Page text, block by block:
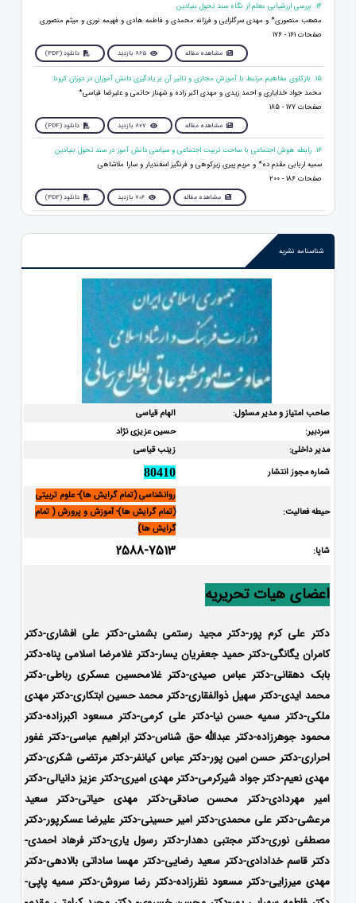
14. بررسی ارزشیابی معلم از نگاه سند تحول بنیادین
مصعب منصوری* و مهدی سرگلزایی و فرزانه محمدی و فاطمه هادی و فهیمه نوری و میثم منصوری
صفحات 161 - 176
مشاهده مقاله 865 بازدید دانلود (PDF)
15. بازکاوی مفاهیم مرتبط با آموزش مجازی و تاثیر آن بر یادگیری دانش آموزان در دوران کرونا
محمد جواد خدایاری و احمد زیدی و مهدی اکبر زاده و شهناز حاتمی و علیرضا قیاسی*
صفحات 177 - 185
مشاهده مقاله 827 بازدید دانلود (PDF)
16. رابطه هوش اجتماعی با ساحت تربیت اجتماعی و سیاسی دانش آموز در سند تحول بنیادین
سمیه اربابی مقدم ده* و مریم پیری زیرکوهی و فرنگیز اسفندیار و سارا ملاشاهی
صفحات 186 - 200
مشاهده مقاله 706 بازدید دانلود (PDF)
شناسنامه نشریه
صاحب امتیاز و مدیر مسئول:
الهام قیاسی
سردبیر:
حسین عزیزی نژاد
مدیر داخلی:
زینب قیاسی
شماره مجوز انتشار
80410
حیطه فعالیت:
روانشناسی (تمام گرایش ها)- علوم تربیتی
(تمام گرایش ها)- آموزش و پرورش ( تمام
گرایش ها)
شاپا:
2588-7513
اعضای هیات تحریریه
دکتر علی کرم پور-دکتر مجید رستمی بشمنی-دکتر علی افشاری-دکتر
کامران یگانگی-دکتر حمید جعفریان یسار-دکتر غلامرضا اسلامی پناه-دکتر
بابک دهقانی-دکتر عباس صیدی-دکتر غلامحسین عسکری رباطی-دکتر
محمد ایدی-دکتر سهیل ذوالفقاری-دکتر محمد حسین ابتکاری-دکتر مهدی
ملکی-دکتر سمیه حسن نیا-دکتر علی کرمی-دکتر مسعود اکبرزاده-دکتر
محمود جوهرزاده-دکتر عبدالله حق شناس-دکتر ابراهیم عباسی-دکتر غفور
احراری-دکتر حسن امین پور-دکتر عباس کیانفر-دکتر مرتضی شکری-دکتر
مهدی نعیم-دکتر جواد شیرکرمی-دکتر مهدی امیری-دکتر عزیز دانیالی-دکتر
امیر مهردادی-دکتر محسن صادقی-دکتر مهدی حیاتی-دکتر سعید
مرعشی-دکتر علی محمدی-دکتر امیر حسینی-دکتر علیرضا عسکرپور-دکتر
مصطفی نوری-دکتر مجتبی دهدار-دکتر رسول یاری-دکتر فرهاد احمدی-
دکتر قاسم خدادادی-دکتر سعید رضایی-دکتر مهسا ساداتی بالادهی-دکتر
مهدی میرزایی-دکتر مسعود نظرزاده-دکتر رضا سروش-دکتر سمیه پاپی-